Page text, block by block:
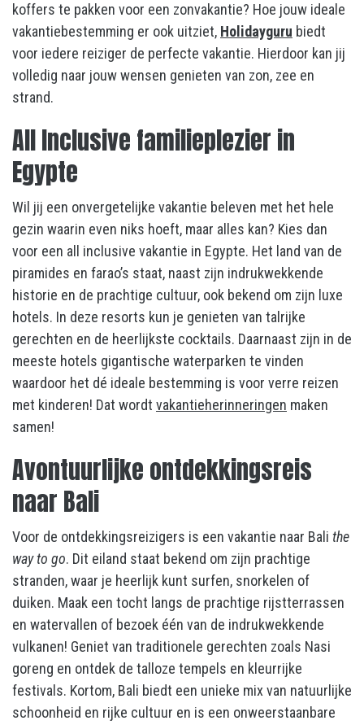
koffers te pakken voor een zonvakantie? Hoe jouw ideale
vakantiebestemming er ook uitziet, Holidayguru biedt
voor iedere reiziger de perfecte vakantie. Hierdoor kan jij
volledig naar jouw wensen genieten van zon, zee en
strand.
All Inclusive familieplezier in
Egypte
Wil jij een onvergetelijke vakantie beleven met het hele
gezin waarin even niks hoeft, maar alles kan? Kies dan
voor een all inclusive vakantie in Egypte. Het land van de
piramides en farao’s staat, naast zijn indrukwekkende
historie en de prachtige cultuur, ook bekend om zijn luxe
hotels. In deze resorts kun je genieten van talrijke
gerechten en de heerlijkste cocktails. Daarnaast zijn in de
meeste hotels gigantische waterparken te vinden
waardoor het dé ideale bestemming is voor verre reizen
met kinderen! Dat wordt vakantieherinneringen maken
samen!
Avontuurlijke ontdekkingsreis
naar Bali
Voor de ontdekkingsreizigers is een vakantie naar Bali the
way to go. Dit eiland staat bekend om zijn prachtige
stranden, waar je heerlijk kunt surfen, snorkelen of
duiken. Maak een tocht langs de prachtige rijstterrassen
en watervallen of bezoek één van de indrukwekkende
vulkanen! Geniet van traditionele gerechten zoals Nasi
goreng en ontdek de talloze tempels en kleurrijke
festivals. Kortom, Bali biedt een unieke mix van natuurlijke
schoonheid en rijke cultuur en is een onweerstaanbare